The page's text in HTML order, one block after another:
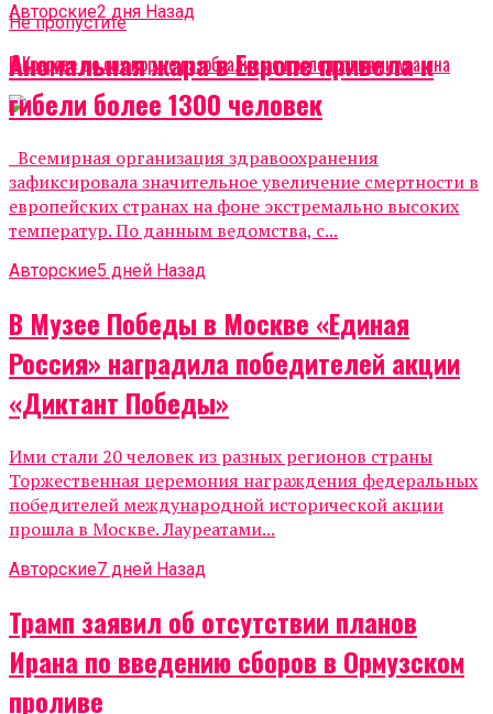
Не пропустите
В Коврове до сих пор не разобрались с последствиями урагана
Авторские2 дня Назад
Аномальная жара в Европе привела к
гибели более 1300 человек
Всемирная организация здравоохранения
зафиксировала значительное увеличение смертности в
европейских странах на фоне экстремально высоких
температур. По данным ведомства, с...
Авторские5 дней Назад
В Музее Победы в Москве «Единая
Россия» наградила победителей акции
«Диктант Победы»
Ими стали 20 человек из разных регионов страны
Торжественная церемония награждения федеральных
победителей международной исторической акции
прошла в Москве. Лауреатами...
Авторские7 дней Назад
Трамп заявил об отсутствии планов
Ирана по введению сборов в Ормузском
проливе